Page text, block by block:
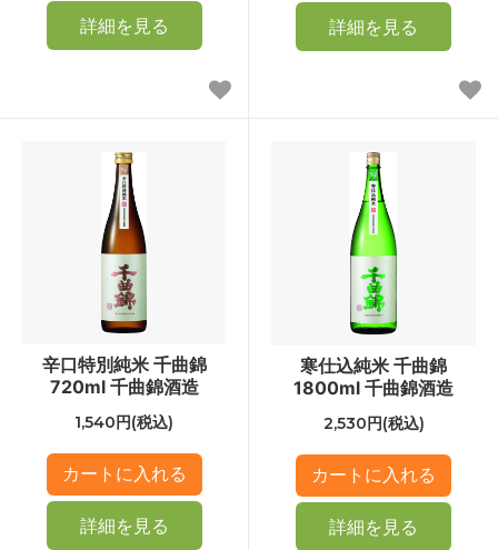
詳細を見る 詳細を見る
辛口特別純米 千曲錦
720ml 千曲錦酒造
1,540円(税込)
詳細を見る
寒仕込純米 千曲錦
1800ml 千曲錦酒造
2,530円(税込)
詳細を見る